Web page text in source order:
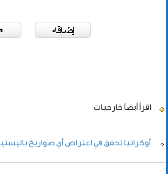
اقرأ أيضاً خارجيات
أوكرانيا تخفق في اعتراض أي صواريخ